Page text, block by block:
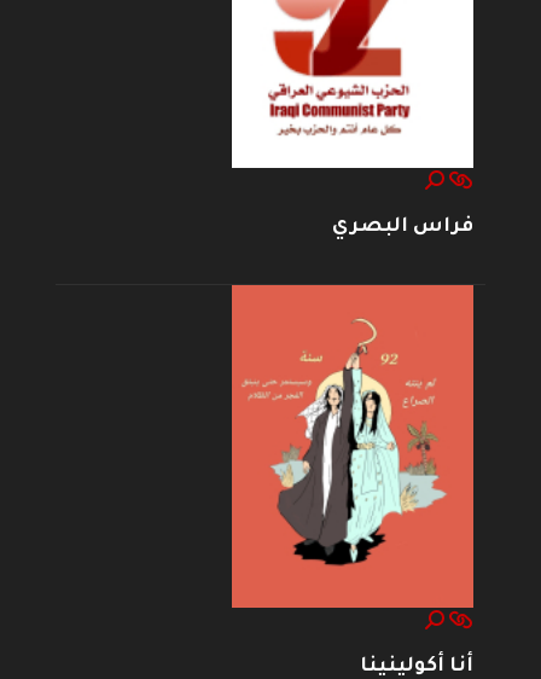
فراس البصري
أنا أكولينينا